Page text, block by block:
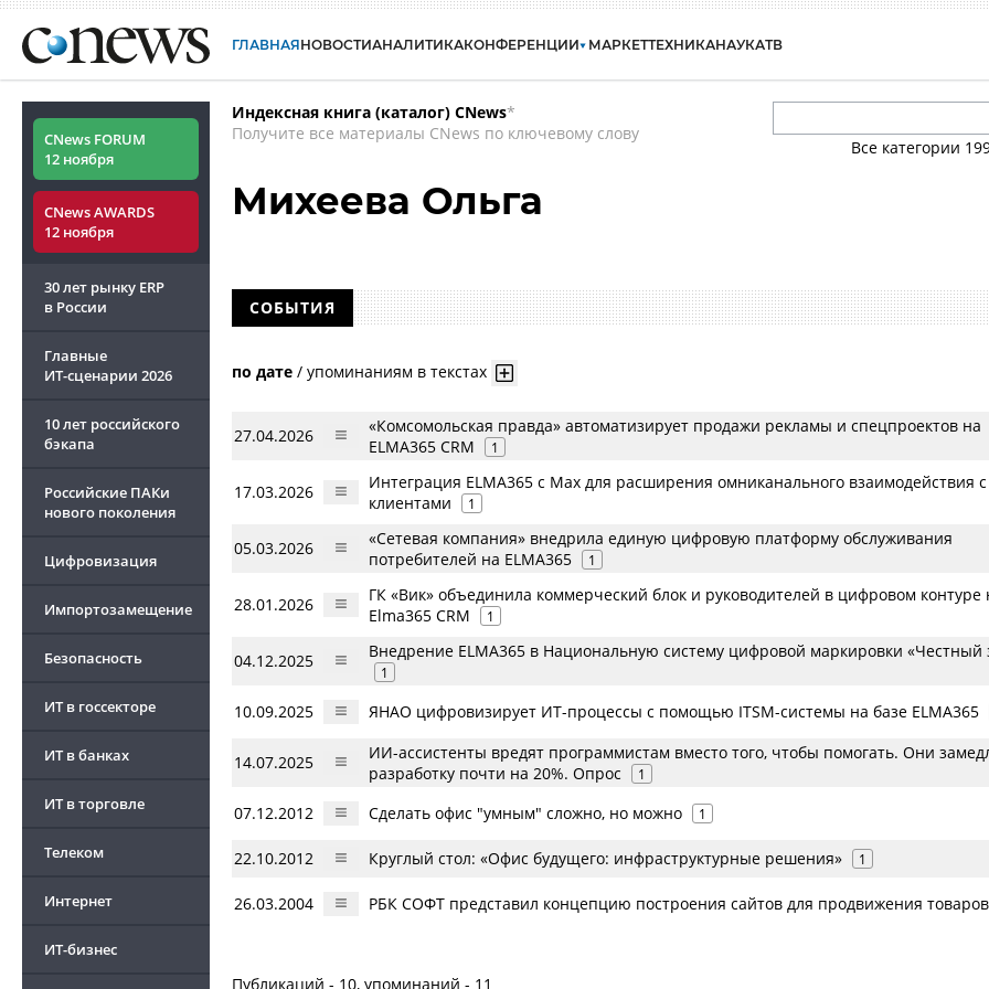
ГЛАВНАЯНОВОСТИАНАЛИТИКАКОНФЕРЕНЦИИ МАРКЕТТЕХНИКАНАУКАТВ
CNews FORUM
12 ноября
CNews AWARDS
12 ноября
30 лет рынку ERP
в России
Главные
ИТ-сценарии 2026
10 лет российского
бэкапа
Российские ПАКи
нового поколения
Цифровизация
Импортозамещение
Безопасность
ИТ в госсекторе
ИТ в банках
ИТ в торговле
Телеком
Интернет
ИТ-бизнес
Индексная книга (каталог) CNews*
Получите все материалы CNews по ключевому слову
Все категории
Михеева Ольга
СОБЫТИЯ
по дате / упоминаниям в текстах
27.04.2026
«Комсомольская правда» автоматизирует продажи рекламы и спецпроектов на
ELMA365 CRM
1
17.03.2026
Интеграция ELMA365 с Max для расширения омниканального взаимодействия с
клиентами
1
05.03.2026
«Сетевая компания» внедрила единую цифровую платформу обслуживания
потребителей на ELMA365
1
28.01.2026
ГК «Вик» объединила коммерческий блок и руководителей в цифровом контуре
Elma365 CRM
1
04.12.2025 Внедрение ELMA365 в Национальную систему цифровой маркировки «Честный
1
10.09.2025 ЯНАО цифровизирует ИТ-процессы с помощью ITSM-системы на базе ELMA365
14.07.2025
ИИ-ассистенты вредят программистам вместо того, чтобы помогать. Они
разработку почти на 20%. Опрос
1
07.12.2012 Сделать офис "умным" сложно, но можно 1
22.10.2012 Круглый стол: «Офис будущего: инфраструктурные решения» 1
26.03.2004 РБК СОФТ представил концепцию построения сайтов для продвижения товаров
Публикаций - 10, упоминаний - 11